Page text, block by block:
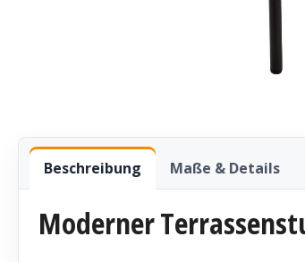
Beschreibung Maße & Details
Moderner